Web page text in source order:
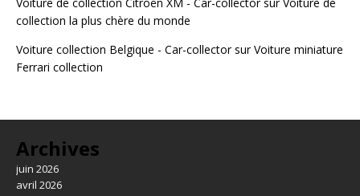
collection la plus chère du monde
Voiture collection Belgique - Car-collectorsurVoiture miniature
Ferrari collection
Archives
juin 2026
avril 2026